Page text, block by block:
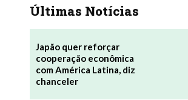
Últimas Notícias
Japão quer reforçar
cooperação econômica
com América Latina, diz
chanceler